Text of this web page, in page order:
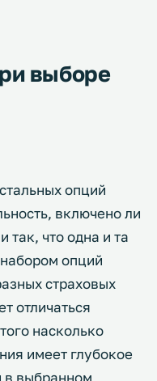
выборе
опций
включено ли
так, что одна и та
опций
страховых
отличаться
насколько
имеет глубокое
в выбранном